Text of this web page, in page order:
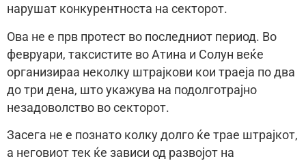
нарушат конкурентноста на секторот.
Ова не е прв протест во последниот период. Во
февруари, таксистите во Атина и Солун веќе
организираа неколку штрајкови кои траеја по два
до три дена, што укажува на подолготрајно
незадоволство во секторот.
Засега не е познато колку долго ќе трае штрајкот,
а неговиот тек ќе зависи од развојот на